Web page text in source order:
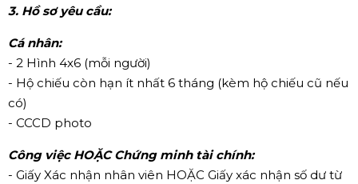
3. Hồ sơ yêu cầu:
Cá nhân:
- 2 Hình 4x6 (mỗi người)
- Hộ chiếu còn hạn ít nhất 6 tháng (kèm hộ chiếu cũ nếu
có)
- CCCD photo
Công việc HOẶC Chứng minh tài chính:
- Giấy Xác nhận nhân viên HOẶC Giấy xác nhận số dư từ